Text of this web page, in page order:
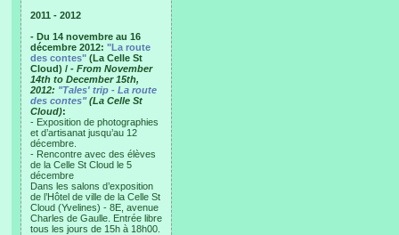
2011 - 2012
- Du 14 novembre au 16
décembre 2012: "La route
des contes" (La Celle St
Cloud) / - From November
14th to December 15th,
2012: "Tales' trip - La route
des contes"(La Celle St
Cloud):
- Exposition de photographies
et d’artisanat jusqu’au 12
décembre.
- Rencontre avec des élèves
de la Celle St Cloud le 5
décembre
Dans les salons d’exposition
de l’Hôtel de ville de la Celle St
Cloud (Yvelines) - 8E, avenue
Charles de Gaulle. Entrée libre
tous les jours de 15h à 18h00.